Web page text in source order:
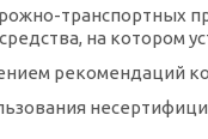
транспортных
на котором
рекомендаций